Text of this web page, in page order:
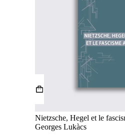
Nietzsche, Hegel et le
Georges Lukàcs